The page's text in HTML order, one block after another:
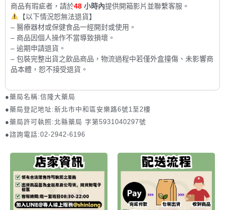
商品有瑕疵者，請於48 小時內提供開箱影片並聯繫客服。
【以下情況恕無法退貨】
– 醫療器材或保健食品一經開封或使用。
– 商品因個人操作不當導致損壞。
– 逾期申請退貨。
– 包裝完整出貨之飲品商品，物流過程中若僅外盒撞傷、未影響商
品本體，恕不接受退貨。
●藥局名稱:信隆大藥局
●藥局登記地址:新北市中和區安樂路6號1至2樓
●藥局許可執照:北縣藥局 字第5931040297號
●諮詢電話:02-2942-6196